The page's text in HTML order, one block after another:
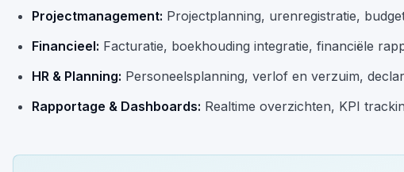
Projectmanagement: Projectplanning, urenregistratie,
Financieel: Facturatie, boekhouding integratie, financiële
HR & Planning: Personeelsplanning, verlof en verzuim,
Rapportage & Dashboards: Realtime overzichten, KPI